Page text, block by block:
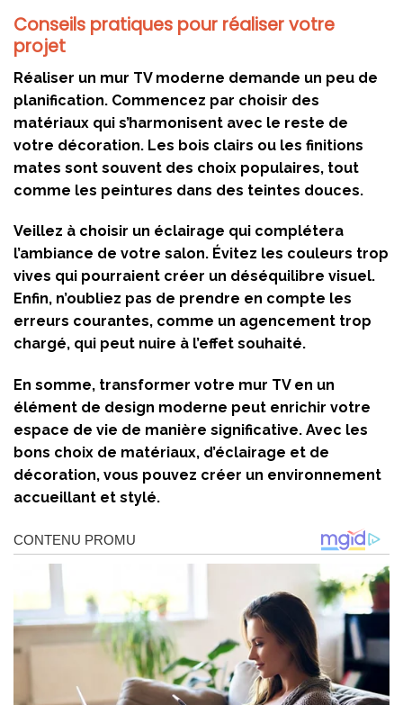
Conseils pratiques pour réaliser votre
projet
Réaliser un mur TV moderne demande un peu de
planification. Commencez par choisir des
matériaux qui s’harmonisent avec le reste de
votre décoration. Les bois clairs ou les finitions
mates sont souvent des choix populaires, tout
comme les peintures dans des teintes douces.
Veillez à choisir un éclairage qui complétera
l’ambiance de votre salon. Évitez les couleurs trop
vives qui pourraient créer un déséquilibre visuel.
Enfin, n’oubliez pas de prendre en compte les
erreurs courantes, comme un agencement trop
chargé, qui peut nuire à l’effet souhaité.
En somme, transformer votre mur TV en un
élément de design moderne peut enrichir votre
espace de vie de manière significative. Avec les
bons choix de matériaux, d’éclairage et de
décoration, vous pouvez créer un environnement
accueillant et stylé.